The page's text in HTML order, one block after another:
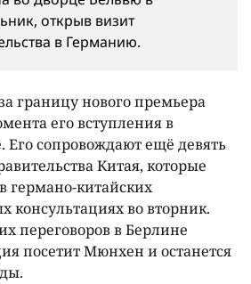
открыв визит
в Германию.
границу нового премьера
его вступления в
Его сопровождают ещё девять
Китая, которые
германо-китайских
консультациях во вторник.
переговоров в Берлине
посетит Мюнхен и останется